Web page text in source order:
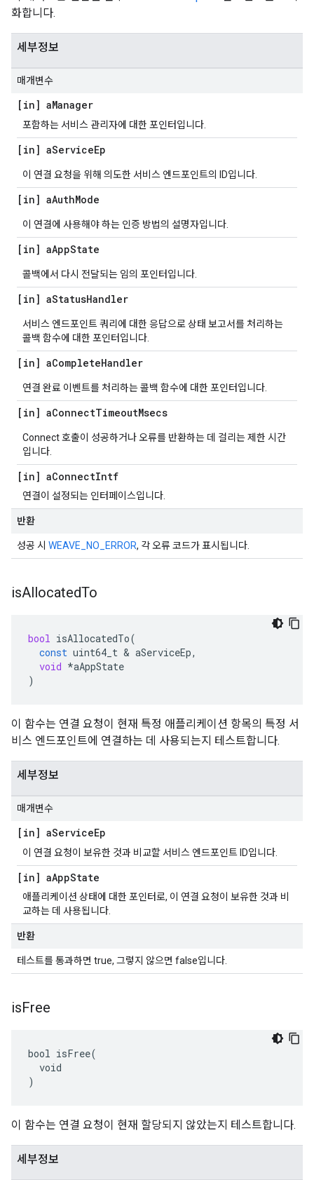
화합니다.
세부정보
매개변수
[in] aManager
포함하는 서비스 관리자에 대한 포인터입니다.
[in] aServiceEp
이 연결 요청을 위해 의도한 서비스 엔드포인트의 ID입니다.
[in] aAuthMode
이 연결에 사용해야 하는 인증 방법의 설명자입니다.
[in] aAppState
콜백에서 다시 전달되는 임의 포인터입니다.
[in] aStatusHandler
서비스 엔드포인트 쿼리에 대한 응답으로 상태 보고서를 처리하는
콜백 함수에 대한 포인터입니다.
[in] aCompleteHandler
연결 완료 이벤트를 처리하는 콜백 함수에 대한 포인터입니다.
[in] aConnectTimeoutMsecs
Connect 호출이 성공하거나 오류를 반환하는 데 걸리는 제한 시간
입니다.
[in] aConnectIntf
연결이 설정되는 인터페이스입니다.
반환
성공 시 WEAVE_NO_ERROR, 각 오류 코드가 표시됩니다.
isAllocatedTo
bool isAllocatedTo(
const uint64_t & aServiceEp,
void *aAppState
)
이 함수는 연결 요청이 현재 특정 애플리케이션 항목의 특정 서
비스 엔드포인트에 연결하는 데 사용되는지 테스트합니다.
세부정보
매개변수
[in] aServiceEp
이 연결 요청이 보유한 것과 비교할 서비스 엔드포인트 ID입니다.
[in] aAppState
애플리케이션 상태에 대한 포인터로, 이 연결 요청이 보유한 것과 비
교하는 데 사용됩니다.
반환
테스트를 통과하면 true, 그렇지 않으면 false입니다.
isFree
bool isFree(
  void
)
이 함수는 연결 요청이 현재 할당되지 않았는지 테스트합니다.
세부정보